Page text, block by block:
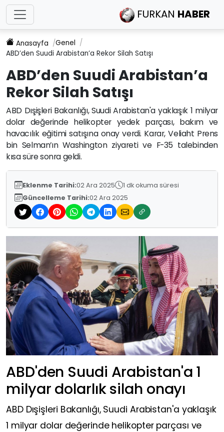
FURKAN HABER
Anasayfa
Genel
ABD’den Suudi Arabistan’a Rekor Silah Satışı
ABD’den Suudi Arabistan’a
Rekor Silah Satışı
ABD Dışişleri Bakanlığı, Suudi Arabistan'a yaklaşık 1 milyar
dolar değerinde helikopter yedek parçası, bakım ve
havacılık eğitimi satışına onay verdi. Karar, Veliaht Prens
bin Selman’ın Washington ziyareti ve F-35 talebinden
kısa süre sonra geldi.
Eklenme Tarihi:02 Ara 2025
1 dk okuma süresi
Güncelleme Tarihi:02 Ara 2025
ABD'den Suudi Arabistan'a 1
milyar dolarlık silah onayı
ABD Dışişleri Bakanlığı, Suudi Arabistan'a yaklaşık
1 milyar dolar değerinde helikopter parçası ve